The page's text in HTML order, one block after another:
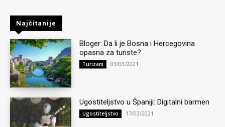
Najčitanije
Bloger: Da li je Bosna i Hercegovina
opasna za turiste?
Turizam 03/03/2021
Ugostiteljstvo u Španiji: Digitalni barmen
Ugostiteljstvo 17/03/2021